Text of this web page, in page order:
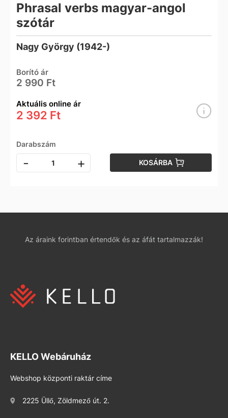
Phrasal verbs magyar-angol
szótár
Nagy György (1942-)
Borító ár
2 990 Ft
Aktuális online ár
2 392 Ft
Darabszám
- + KOSÁRBA
Az áraink forintban értendők és az áfát tartalmazzák!
KELLO Webáruház
Webshop központi raktár címe
2225 Üllő, Zöldmező út. 2.